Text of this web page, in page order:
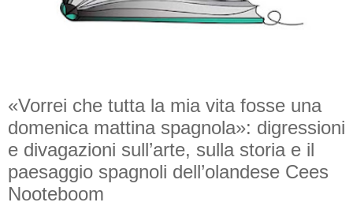
«Vorrei che tutta la mia vita fosse una
domenica mattina spagnola»: digressioni
e divagazioni sull’arte, sulla storia e il
paesaggio spagnoli dell’olandese Cees
Nooteboom